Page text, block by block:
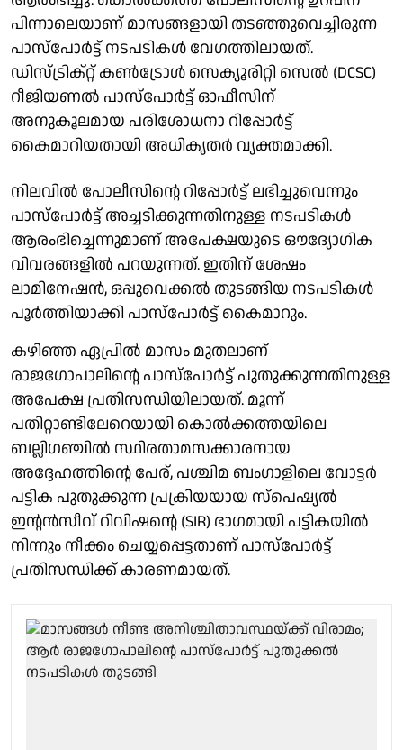
പിന്നാലെയാണ് മാസങ്ങളായി തടഞ്ഞുവെച്ചിരുന്ന
പാസ്‌പോർട്ട് നടപടികൾ വേഗത്തിലായത്.
ഡിസ്ട്രിക്റ്റ് കൺട്രോൾ സെക്യൂരിറ്റി സെൽ (DCSC)
റീജിയണൽ പാസ്‌പോർട്ട് ഓഫീസിന്
അനുകൂലമായ പരിശോധനാ റിപ്പോർട്ട്
കൈമാറിയതായി അധികൃതർ വ്യക്തമാക്കി.
നിലവിൽ പോലീസിന്റെ റിപ്പോർട്ട് ലഭിച്ചുവെന്നും
പാസ്‌പോർട്ട് അച്ചടിക്കുന്നതിനുള്ള നടപടികൾ
ആരംഭിച്ചെന്നുമാണ് അപേക്ഷയുടെ ഔദ്യോഗിക
വിവരങ്ങളിൽ പറയുന്നത്. ഇതിന് ശേഷം
ലാമിനേഷൻ, ഒപ്പുവെക്കൽ തുടങ്ങിയ നടപടികൾ
പൂർത്തിയാക്കി പാസ്‌പോർട്ട് കൈമാറും.
കഴിഞ്ഞ ഏപ്രിൽ മാസം മുതലാണ്
രാജഗോപാലിന്റെ പാസ്‌പോർട്ട് പുതുക്കുന്നതിനുള്ള
അപേക്ഷ പ്രതിസന്ധിയിലായത്. മൂന്ന്
പതിറ്റാണ്ടിലേറെയായി കൊൽക്കത്തയിലെ
ബല്ലിഗഞ്ചിൽ സ്ഥിരതാമസക്കാരനായ
അദ്ദേഹത്തിന്റെ പേര്, പശ്ചിമ ബംഗാളിലെ വോട്ടർ
പട്ടിക പുതുക്കുന്ന പ്രക്രിയയായ സ്പെഷ്യൽ
ഇന്റൻസീവ് റിവിഷന്റെ (SIR) ഭാഗമായി പട്ടികയിൽ
നിന്നും നീക്കം ചെയ്യപ്പെട്ടതാണ് പാസ്‌പോർട്ട്
പ്രതിസന്ധിക്ക് കാരണമായത്.